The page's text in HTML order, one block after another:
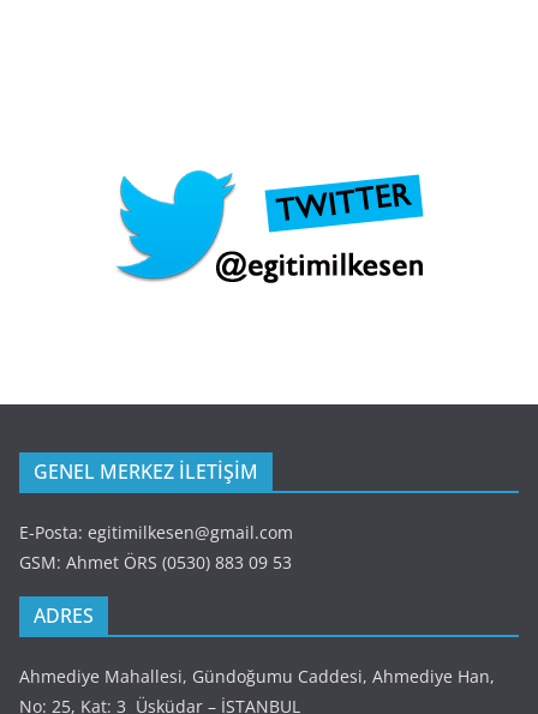
GENEL MERKEZ İLETİŞİM
E-Posta: egitimilkesen@gmail.com
GSM: Ahmet ÖRS (0530) 883 09 53
ADRES
Ahmediye Mahallesi, Gündoğumu Caddesi, Ahmediye Han,
No: 25, Kat: 3 Üsküdar – İSTANBUL